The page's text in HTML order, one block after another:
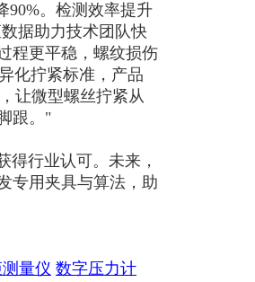
90%。检测效率提升
据助力技术团队快
程更平稳，螺纹损伤
化拧紧标准，产品
让微型螺丝拧紧从
跟。"
得行业认可。未来，
专用夹具与算法，助
量仪 数字压力计